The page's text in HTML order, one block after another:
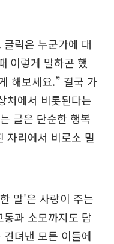
릭은 누군가에 대
이렇게 말하곤 했
해보세요.” 결국 가
처에서 비롯된다는
글은 단순한 행복
자리에서 비로소 밀
말'은 사랑이 주는
과 소모까지도 담
뎌낸 모든 이들에